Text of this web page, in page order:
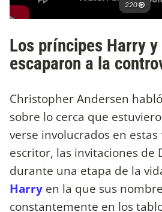
Los príncipes Harry
escaparon a la
Christopher Andersen
sobre lo cerca que
verse involucrados en estas
escritor, las invitaciones de
durante una etapa de la
Harry en la que sus
constantemente en los